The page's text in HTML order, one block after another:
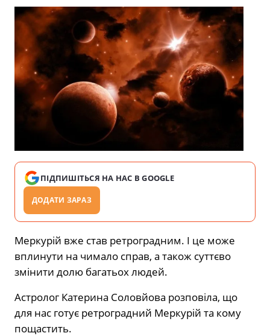
ПІДПИШІТЬСЯ НА НАС В GOOGLE
ДОДАТИ ЗАРАЗ
Меркурій вже став ретроградним. І це може
вплинути на чимало справ, а також суттєво
змінити долю багатьох людей.
Астролог Катерина Соловйова розповіла, що
для нас готує ретроградний Меркурій та кому
пощастить.